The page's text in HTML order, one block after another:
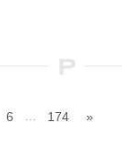
6 174 »